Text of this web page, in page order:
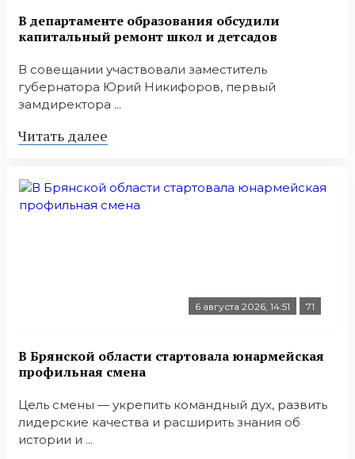
В департаменте образования обсудили
капитальный ремонт школ и детсадов
В совещании участвовали заместитель
губернатора Юрий Никифоров, первый
замдиректора ...
Читать далее
6 августа 2026, 14:51 71
В Брянской области стартовала юнармейская
профильная смена
Цель смены — укрепить командный дух, развить
лидерские качества и расширить знания об
истории и ...